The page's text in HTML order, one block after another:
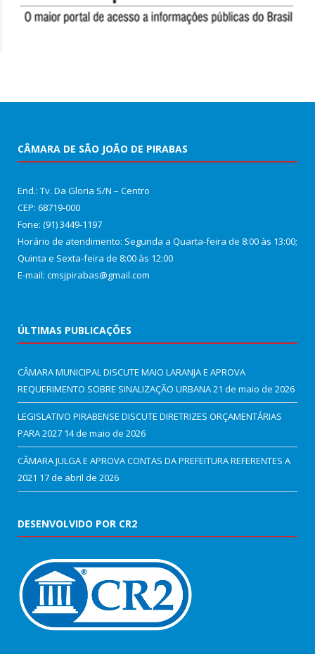
CÂMARA DE SÃO JOÃO DE PIRABAS
End.: Tv. Da Gloria S/N – Centro
CEP: 68719-000
Fone: (91) 3449-1197
Horário de atendimento: Segunda a Quarta-feira de 8:00 às 13:00;
Quinta e Sexta-feira de 8:00 às 12:00
E-mail: cmsjpirabas@gmail.com
ÚLTIMAS PUBLICAÇÕES
CÂMARA MUNICIPAL DISCUTE MAIO LARANJA E APROVA
REQUERIMENTO SOBRE SINALIZAÇÃO URBANA21 de maio de 2026
LEGISLATIVO PIRABENSE DISCUTE DIRETRIZES ORÇAMENTÁRIAS
PARA 2027 14 de maio de 2026
CÂMARA JULGA E APROVA CONTAS DA PREFEITURA REFERENTES A
2021 17 de abril de 2026
DESENVOLVIDO POR CR2